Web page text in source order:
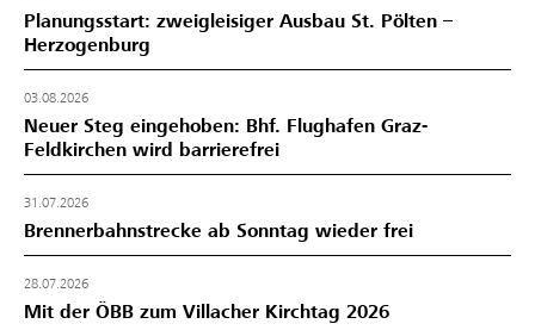
Planungsstart: zweigleisiger Ausbau St. Pölten –
Herzogenburg
03.08.2026
Neuer Steg eingehoben: Bhf. Flughafen Graz-
Feldkirchen wird barrierefrei
31.07.2026
Brennerbahnstrecke ab Sonntag wieder frei
28.07.2026
Mit der ÖBB zum Villacher Kirchtag 2026